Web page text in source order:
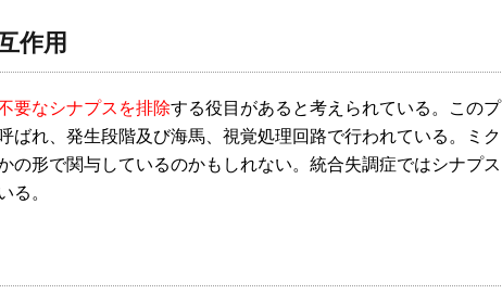
作用
要なシナプスを排除する役目があると考えられている。このプ
ばれ、発生段階及び海馬、視覚処理回路で行われている。ミク
の形で関与しているのかもしれない。統合失調症ではシナプス
る。